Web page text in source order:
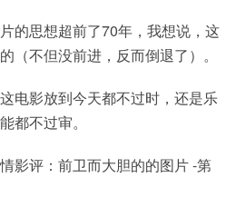
的思想超前了70年，我想说，这
（不但没前进，反而倒退了）。
电影放到今天都不过时，还是乐
都不过审。